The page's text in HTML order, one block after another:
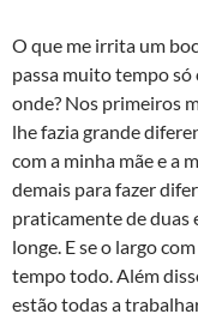
O que me irrita um
passa muito tempo só
onde? Nos primeiros
lhe fazia grande
com a minha mãe e a
demais para fazer
praticamente de duas
longe. E se o largo
tempo todo. Além
estão todas a